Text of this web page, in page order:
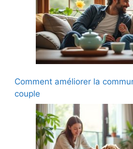
Comment améliorer la
couple